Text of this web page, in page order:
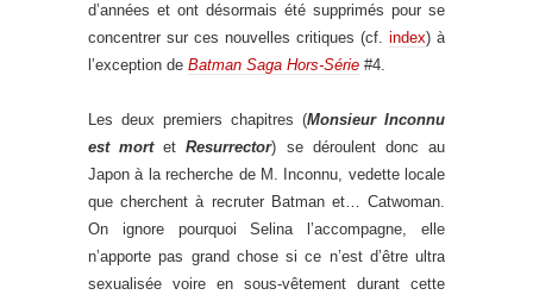
d’années et ont désormais été supprimés pour se
concentrer sur ces nouvelles critiques (cf. index) à
l’exception de Batman Saga Hors-Série #4.
Les deux premiers chapitres (Monsieur Inconnu
est mortetResurrector) se déroulent donc au
Japon à la recherche de M. Inconnu, vedette locale
que cherchent à recruter Batman et… Catwoman.
On ignore pourquoi Selina l’accompagne, elle
n’apporte pas grand chose si ce n’est d’être ultra
sexualisée voire en sous-vêtement durant cette